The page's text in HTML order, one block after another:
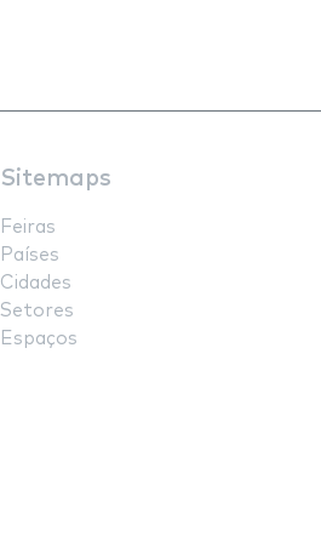
Sitemaps
Feiras
Países
Cidades
Setores
Espaços